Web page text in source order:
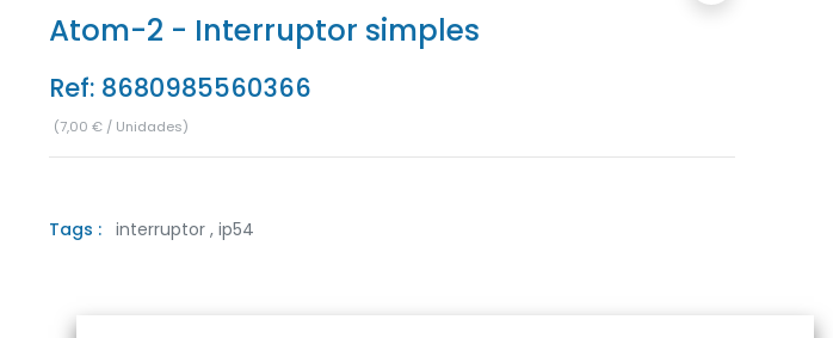
Atom-2 - Interruptor simples
Ref: 8680985560366
(7,00 € / Unidades)
Tags : interruptor , ip54